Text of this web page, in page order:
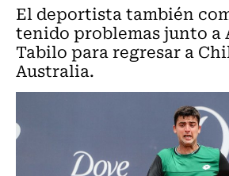
El deportista también
tenido problemas junto a
Tabilo para regresar a
Australia.